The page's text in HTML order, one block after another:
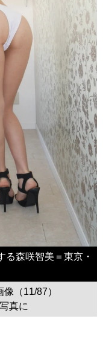
る森咲智美＝東京・
（11/87）
真に